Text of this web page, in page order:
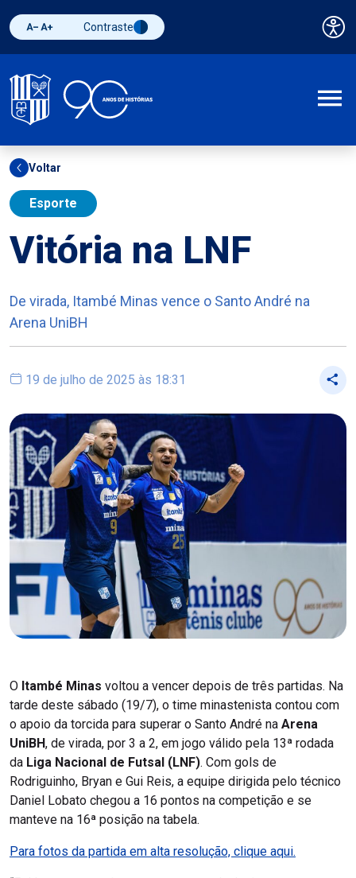
Diminuir fonte
Aumentar fonteAlternar contraste
Contraste
Voltar
Esporte
Vitória na LNF
De virada, Itambé Minas vence o Santo André na
Arena UniBH
19 de julho de 2025 às 18:31
O Itambé Minas voltou a vencer depois de três partidas. Na
tarde deste sábado (19/7), o time minastenista contou com
o apoio da torcida para superar o Santo André na Arena
UniBH, de virada, por 3 a 2, em jogo válido pela 13ª rodada
da Liga Nacional de Futsal (LNF). Com gols de
Rodriguinho, Bryan e Gui Reis, a equipe dirigida pelo técnico
Daniel Lobato chegou a 16 pontos na competição e se
manteve na 16ª posição na tabela.
Para fotos da partida em alta resolução, clique aqui.